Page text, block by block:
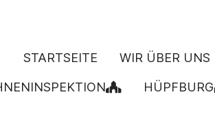
STARTSEITE WIR ÜBER UNS
HÜPFBURG